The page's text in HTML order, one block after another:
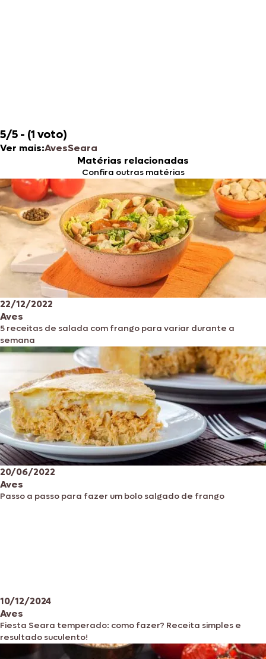
5/5 - (1 voto)
Ver mais:AvesSeara
Matérias relacionadas
Confira outras matérias
22/12/2022
Aves
5 receitas de salada com frango para variar durante a
semana
20/06/2022
Aves
Passo a passo para fazer um bolo salgado de frango
10/12/2024
Aves
Fiesta Seara temperado: como fazer? Receita simples e
resultado suculento!